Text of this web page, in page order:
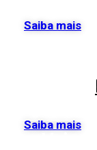
Saiba mais
Saiba mais